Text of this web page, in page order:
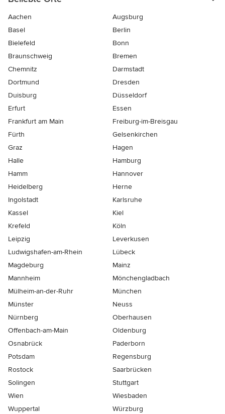
Aachen
Augsburg
Basel
Berlin
Bielefeld
Bonn
Braunschweig
Bremen
Chemnitz
Darmstadt
Dortmund
Dresden
Duisburg
Düsseldorf
Erfurt
Essen
Frankfurt am Main
Freiburg-im-Breisgau
Fürth
Gelsenkirchen
Graz
Hagen
Halle
Hamburg
Hamm
Hannover
Heidelberg
Herne
Ingolstadt
Karlsruhe
Kassel
Kiel
Krefeld
Köln
Leipzig
Leverkusen
Ludwigshafen-am-Rhein
Lübeck
Magdeburg
Mainz
Mannheim
Mönchen­gladbach
Mülheim-an-der-Ruhr
München
Münster
Neuss
Nürnberg
Oberhausen
Offenbach-am-Main
Oldenburg
Osnabrück
Paderborn
Potsdam
Regensburg
Rostock
Saarbrücken
Solingen
Stuttgart
Wien
Wiesbaden
Wuppertal
Würzburg